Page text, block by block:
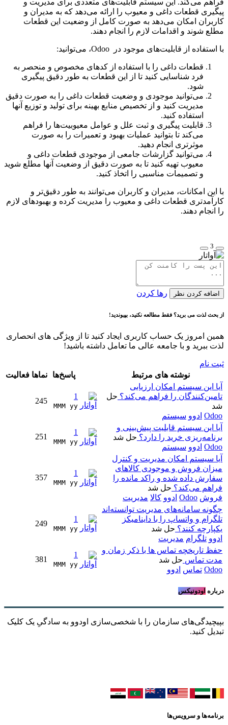
فراهم می‌کند. این سیستم قابلیت‌های متعددی برای مدیریت و
پیگیری قطعات داغی و معیوب را ارائه می‌دهد که به مدیران و
کاربران امکان می‌دهد به صورت کامل از وضعیت این قطعات
مطلع شوند و اقدامات لازم را انجام دهند.
با استفاده از قابلیت‌های موجود در Odoo، می‌توانید:
قطعات داغی را با استفاده از کدهای مخصوص و منحصر به
فرد شناسایی کنید تا از این قطعات به طور دقیق پیگیری
شود.
می‌توانید موجودی و وضعیت قطعات داغی را به صورت دقیق
مدیریت کنید و از تخصیص منابع بهینه برای تولید و توزیع آنها
استفاده کنید.
قابلیت پیگیری و ثبت علل و عوامل معیوبیت‌ها را فراهم
می‌کند تا بتوانید عملیات بهبود و تعمیرات را به صورت
موثرتری انجام دهید.
می‌توانید گزارشات جامعی از موجودی قطعات داغی و
معیوب تهیه کنید تا به صورت دقیق از وضعیت آنها مطلع شوید
و تصمیمات مناسبی را اتخاذ کنید.
با این امکانات، مدیران و کاربران می‌توانند به طور دقیق‌تر و
کارآمدتری قطعات داغی و معیوب را مدیریت کرده و بهبودهای لازم
را انجام دهند.
3
اضافه کردن نظر رها کردن
از بحث لذت می برید؟ فقط مطالعه نکنید، بپیوندید!
همین امروز یک حساب کاربری ایجاد کنید تا از ویژگی های انحصاری
لذت ببرید و با جامعه عالی ما تعامل داشته باشید!
ثبت نام
نوشته های مرتبط
پاسخ‌ها نماها فعالیت
آیا این سیستم امکان ارزیابی
تامین‌کنندگان را فراهم می‌کند؟ حل
شد
Odoo ادوو سیستم
1
MMM yy
245
آیا این سیستم قابلیت پیش‌بینی و
برنامه‌ریزی خرید را دارد؟ حل شد
Odoo ادوو سیستم
1
MMM yy
251
آیا سیستم امکان مدیریت و کنترل
میزان فروش و موجودی کالاهای
سفارش داده شده و راکد مانده را
فراهم می‌کند؟ حل شد
فروش Odoo ادوو کالا مدیریت
1
MMM yy
357
چگونه سامانه‌های مدیریت توانسته‌اند
تلگرام و واتساپ را با داینامیکز
یکپارچه کنند؟ حل شد
ادوو تلگرام مدیریت
1
MMM yy
249
حفظ تاریخچه تماس ها با ذکر زمان و
مدت تماس حل شد
Odoo تماس ادوو
1
MMM yy
381
درباره اودونیکس
بپیچیدگی‌های سازمان را با شخصی‌سازی اودوو به سادگیِ یک کلیک
تبدیل کنید.
برنامه‌ها و سرویس‌ها